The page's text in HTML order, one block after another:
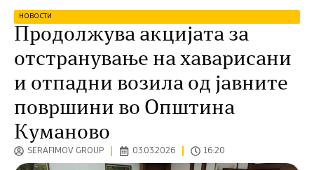
НОВОСТИ
Продолжува акцијата за
отстранување на хаварисани
и отпадни возила од јавните
површини во Општина
Куманово
SERAFIMOV GROUP 03.03.2026 16:20